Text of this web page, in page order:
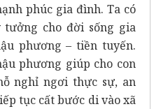
phúc gia đình. Ta có
cho đời sống gia
phương – tiền tuyến.
phương giúp cho con
nghỉ ngơi thực sự, an
tục cất bước di vào xã